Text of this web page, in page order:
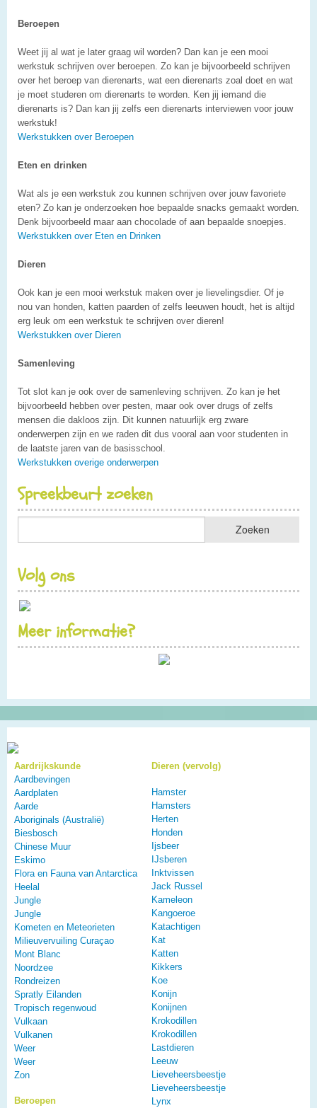
Beroepen
Weet jij al wat je later graag wil worden? Dan kan je een mooi
werkstuk schrijven over beroepen. Zo kan je bijvoorbeeld schrijven
over het beroep van dierenarts, wat een dierenarts zoal doet en wat
je moet studeren om dierenarts te worden. Ken jij iemand die
dierenarts is? Dan kan jij zelfs een dierenarts interviewen voor jouw
werkstuk!
Werkstukken over Beroepen
Eten en drinken
Wat als je een werkstuk zou kunnen schrijven over jouw favoriete
eten? Zo kan je onderzoeken hoe bepaalde snacks gemaakt worden.
Denk bijvoorbeeld maar aan chocolade of aan bepaalde snoepjes.
Werkstukken over Eten en Drinken
Dieren
Ook kan je een mooi werkstuk maken over je lievelingsdier. Of je
nou van honden, katten paarden of zelfs leeuwen houdt, het is altijd
erg leuk om een werkstuk te schrijven over dieren!
Werkstukken over Dieren
Samenleving
Tot slot kan je ook over de samenleving schrijven. Zo kan je het
bijvoorbeeld hebben over pesten, maar ook over drugs of zelfs
mensen die dakloos zijn. Dit kunnen natuurlijk erg zware
onderwerpen zijn en we raden dit dus vooral aan voor studenten in
de laatste jaren van de basisschool.
Werkstukken overige onderwerpen
Spreekbeurt zoeken
Volg ons
Meer informatie?
Aardrijkskunde
Aardbevingen
Aardplaten
Aarde
Aboriginals (Australië)
Biesbosch
Chinese Muur
Eskimo
Flora en Fauna van Antarctica
Heelal
Jungle
Jungle
Kometen en Meteorieten
Milieuvervuiling Curaçao
Mont Blanc
Noordzee
Rondreizen
Spratly Eilanden
Tropisch regenwoud
Vulkaan
Vulkanen
Weer
Weer
Zon
Beroepen
Dieren (vervolg)
Hamster
Hamsters
Herten
Honden
Ijsbeer
IJsberen
Inktvissen
Jack Russel
Kameleon
Kangoeroe
Katachtigen
Kat
Katten
Kikkers
Koe
Konijn
Konijnen
Krokodillen
Krokodillen
Lastdieren
Leeuw
Lieveheersbeestje
Lieveheersbeestje
Lynx